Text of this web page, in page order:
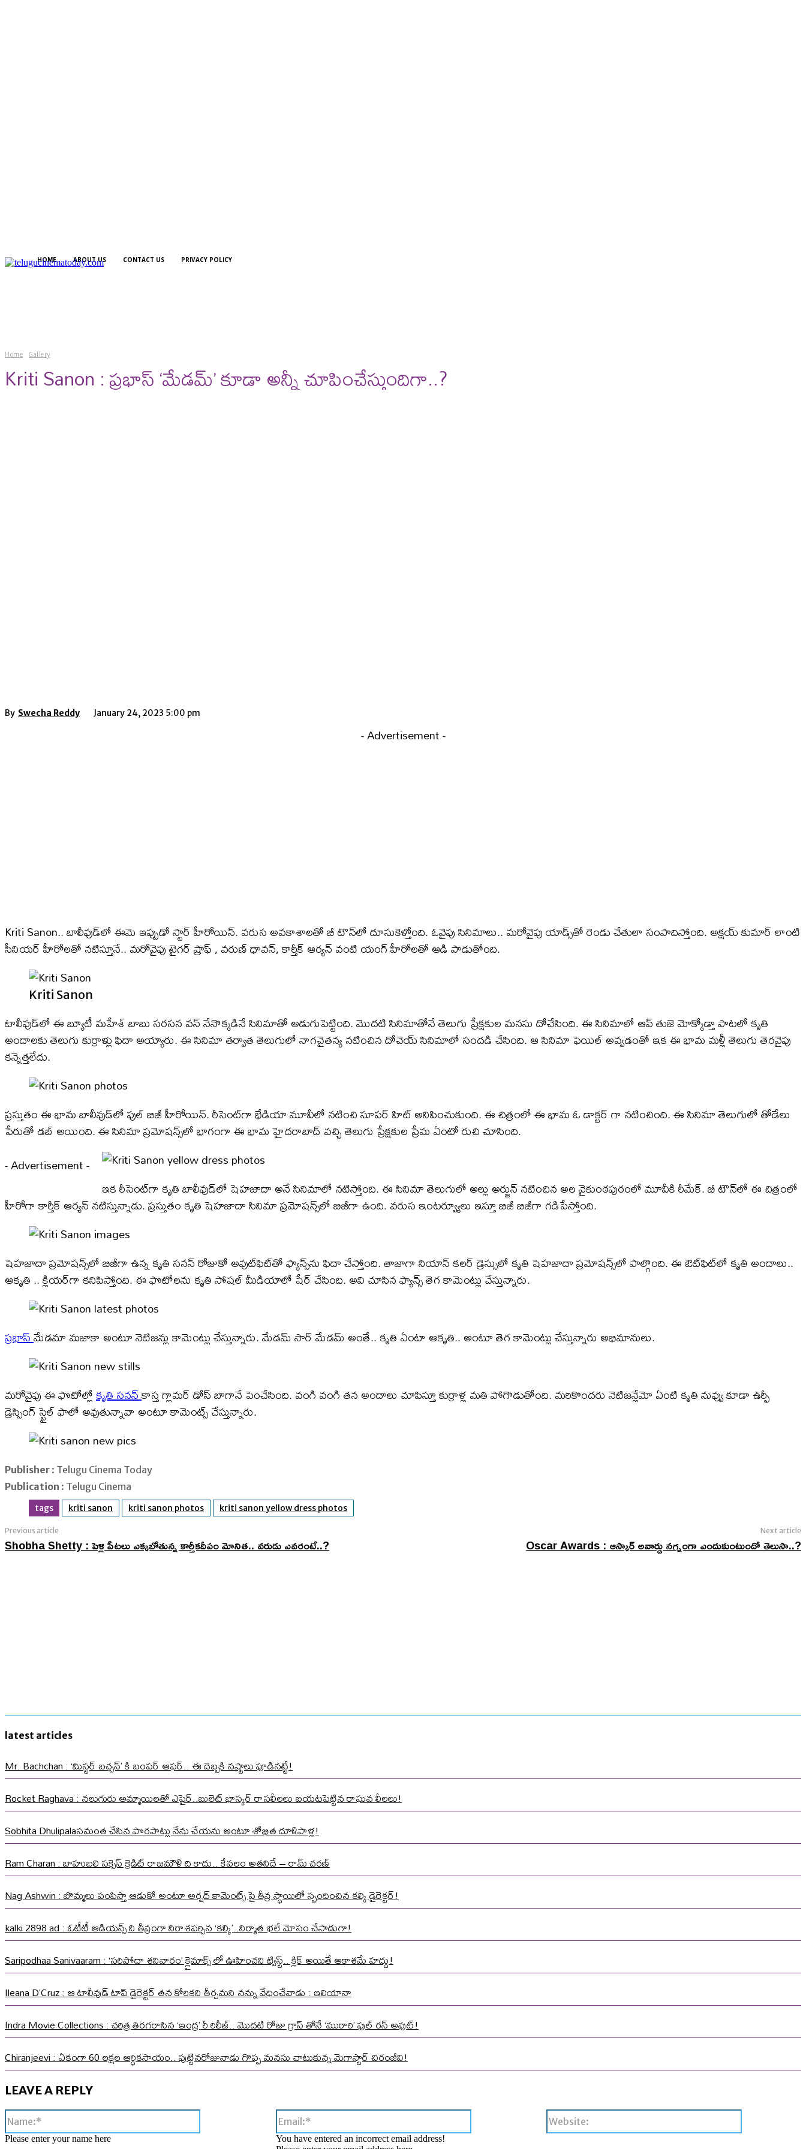
HOME ABOUT US CONTACT US PRIVACY POLICY
Home Gallery
Kriti Sanon : ప్రభాస్ ‘మేడమ్’ కూడా అన్నీ చూపించేస్తుందిగా..?
By Swecha Reddy January 24, 2023 5:00 pm
- Advertisement -
Kriti Sanon.. బాలీవుడ్‌లో ఈమె ఇప్పుడో స్టార్ హీరోయిన్. వరుస అవకాశాలతో బీ టౌన్‌లో దూసుకెళ్తోంది. ఓవైపు సినిమాలు.. మరోవైపు యాడ్స్‌తో రెండు చేతులా సంపాదిస్తోంది. అక్షయ్ కుమార్ లాంటి
సీనియర్ హీరోలతో నటిస్తూనే.. మరోవైపు టైగర్ ష్రాఫ్ , వరుణ్ ధావన్, కార్తీక్ ఆర్యన్ వంటి యంగ్ హీరోలతో ఆడి పాడుతోంది.
Kriti Sanon
టాలీవుడ్‌లో ఈ బ్యూటీ మహేశ్ బాబు సరసన వన్ నేనొక్కడినే సినిమాతో అడుగుపెట్టింది. మొదటి సినిమాతోనే తెలుగు ప్రేక్షకుల మనసు దోచేసింది. ఈ సినిమాలో ఆవ్ తుజె మోక్కోడ్తా పాటలో కృతి
అందాలకు తెలుగు కుర్రాళ్లు ఫిదా అయ్యారు. ఈ సినిమా తర్వాత తెలుగులో నాగచైతన్య నటించిన దోచెయ్ సినిమాలో సందడి చేసింది. ఆ సినిమా ఫెయిల్ అవ్వడంతో ఇక ఈ భామ మళ్లీ తెలుగు తెరవైపు
కన్నెత్తలేదు.
ప్రస్తుతం ఈ భామ బాలీవుడ్‌లో ఫుల్ బిజీ హీరోయిన్. రీసెంట్‌గా భేడియా మూవీలో నటించి సూపర్ హిట్ అనిపించుకుంది. ఈ చిత్రంలో ఈ భామ ఓ డాక్టర్ గా నటించింది. ఈ సినిమా తెలుగులో తోడేలు
పేరుతో డబ్ అయింది. ఈ సినిమా ప్రమోషన్స్‌లో భాగంగా ఈ భామ హైదరాబాద్ వచ్చి తెలుగు ప్రేక్షకుల ప్రేమ ఏంటో రుచి చూసింది.
- Advertisement -
ఇక రీసెంట్‌గా కృతి బాలీవుడ్‌లో షెహజాదా అనే సినిమాలో నటిస్తోంది. ఈ సినిమా తెలుగులో అల్లు అర్జున్ నటించిన అల వైకుంఠపురంలో మూవీకి రీమేక్. బీ టౌన్‌లో ఈ చిత్రంలో
హీరోగా కార్తీక్ ఆర్యన్ నటిస్తున్నాడు. ప్రస్తుతం కృతి షెహజాదా సినిమా ప్రమోషన్స్‌లో బిజీగా ఉంది. వరుస ఇంటర్వ్యూలు ఇస్తూ బిజీ బిజీగా గడిపేస్తోంది.
షెహజాదా ప్రమోషన్స్‌లో బిజీగా ఉన్న కృతి సనన్ రోజుకో అవుట్‌ఫిట్‌తో ఫ్యాన్స్‌ను ఫిదా చేస్తోంది. తాజాగా నియాన్ కలర్ డ్రెస్సులో కృతి షెహజాదా ప్రమోషన్స్‌లో పాల్గొంది. ఈ ఔట్‌ఫిట్‌లో కృతి అందాలు..
ఆకృతి .. క్లియర్‌గా కనిపిస్తోంది. ఈ ఫొటోలను కృతి సోషల్ మీడియాలో షేర్ చేసింది. అవి చూసిన ఫ్యాన్స్ తెగ కామెంట్లు చేస్తున్నారు.
ప్రభాస్మేడమా మజాకా అంటూ నెటిజన్లు కామెంట్లు చేస్తున్నారు. మేడమ్ సార్ మేడమ్ అంతే.. కృతి ఏంటా ఆకృతి.. అంటూ తెగ కామెంట్లు చేస్తున్నారు అభిమానులు.
మరోవైపు ఈ ఫొటోల్లోకృతి సనన్కాస్త గ్లామర్ డోస్ బాగానే పెంచేసింది. వంగి వంగి తన అందాలు చూపిస్తూ కుర్రాళ్ల మతి పోగొడుతోంది. మరికొందరు నెటిజన్లేమో ఏంటి కృతి నువ్వు కూడా ఉర్ఫీ
డ్రెస్సింగ్ స్టైల్ ఫాలో అవుతున్నావా అంటూ కామెంట్స్ చేస్తున్నారు.
Publisher : Telugu Cinema Today
Publication : Telugu Cinema
tags kriti sanon kriti sanon photos kriti sanon yellow dress photos
Previous article
Shobha Shetty : పెళ్లి పీటలు ఎక్కబోతున్న కార్తీకదీపం మోనిత.. వరుడు ఎవరంటే..?
Next article
Oscar Awards : ఆస్కార్ అవార్డు నగ్నంగా ఎందుకుంటుందో తెలుసా..?
latest articles
Mr. Bachchan : ‘మిస్టర్ బచ్చన్’ కి బంపర్ ఆఫర్.. ఈ దెబ్బకి నష్టాలు పూడినట్టే!
Rocket Raghava : నలుగురు అమ్మాయిలతో ఎఫైర్..బులెట్ భాస్కర్ రాసలీలలు బయటపెట్టిన రాఘవ లీలలు!
Sobhita Dhulipalaసమంత చేసిన పొరపాట్లు నేను చేయను అంటూ శోభిత దూళిపాళ్ల!
Ram Charan : బాహుబలి సక్సెస్ క్రెడిట్ రాజమౌళి ది కాదు.. కేవలం అతనిదే – రామ్ చరణ్
Nag Ashwin : బొమ్మలు పంపిస్తా ఆడుకో అంటూ అర్షద్ కామెంట్స్ పై తీవ్ర స్థాయిలో స్పందించిన కల్కి డైరెక్టర్!
kalki 2898 ad : ఓటీటీ ఆడియన్స్ ని తీవ్రంగా నిరాశపర్చిన ‘కల్కి’..నిర్మాత భలే మోసం చేసాడుగా!
Saripodhaa Sanivaaram : ‘సరిపోదా శనివారం’ క్లైమాక్స్ లో ఊహించని ట్విస్ట్.. క్లిక్ అయితే ఆకాశమే హద్దు!
Ileana D’Cruz : ఆ టాలీవుడ్ టాప్ డైరెక్టర్ తన కోరికని తీర్చమని నన్ను వేధించేవాడు : ఇలియానా
Indra Movie Collections : చరిత్ర తిరగరాసిన ‘ఇంద్ర’ రీ రిలీజ్.. మొదటి రోజు గ్రాస్ తోనే ‘మురారి’ ఫుల్ రన్ అవుట్!
Chiranjeevi : ఏకంగా 60 లక్షల ఆర్ధికసాయం.. పుట్టినరోజునాడు గొప్ప మనసు చాటుకున్న మెగాస్టార్ చిరంజీవి!
LEAVE A REPLY
Please enter your name here
Email:*
You have entered an incorrect email address!